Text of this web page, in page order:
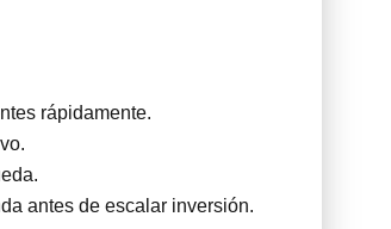
rápidamente.
antes de escalar inversión.